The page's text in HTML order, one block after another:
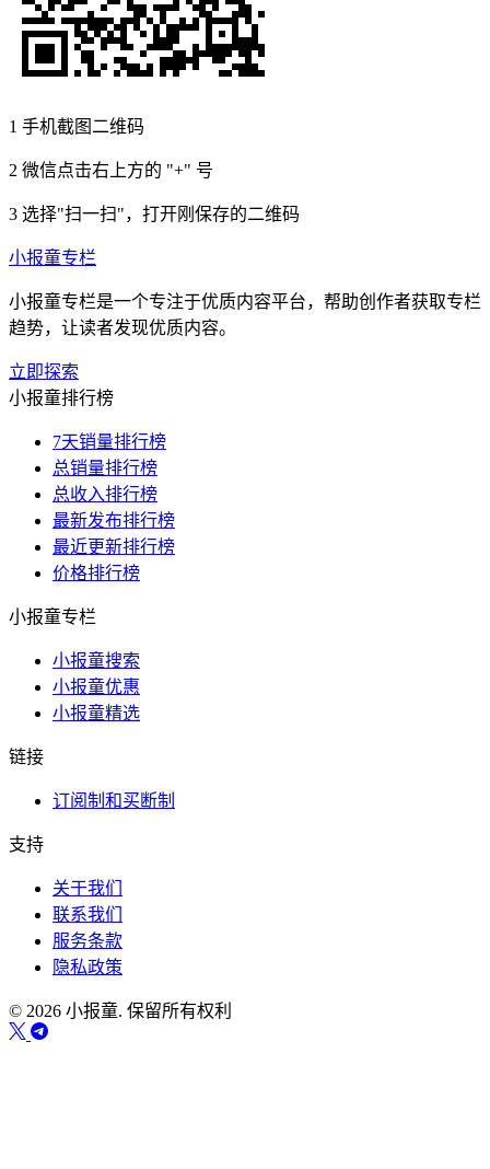
1 手机截图二维码
2 微信点击右上方的 "+" 号
3 选择"扫一扫"，打开刚保存的二维码
小报童专栏
小报童专栏是一个专注于优质内容平台，帮助创作者获取专栏
趋势，让读者发现优质内容。
立即探索
小报童排行榜
7天销量排行榜
总销量排行榜
总收入排行榜
最新发布排行榜
最近更新排行榜
价格排行榜
小报童专栏
小报童搜索
小报童优惠
小报童精选
链接
订阅制和买断制
支持
关于我们
联系我们
服务条款
隐私政策
© 2026 小报童. 保留所有权利